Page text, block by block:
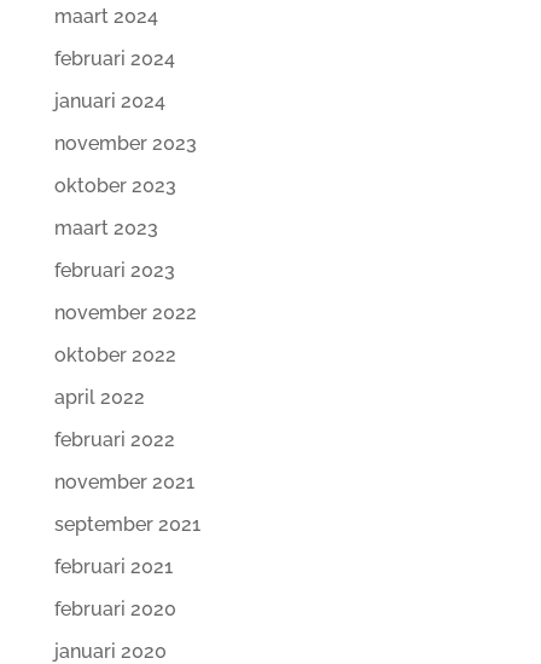
maart 2024
februari 2024
januari 2024
november 2023
oktober 2023
maart 2023
februari 2023
november 2022
oktober 2022
april 2022
februari 2022
november 2021
september 2021
februari 2021
februari 2020
januari 2020